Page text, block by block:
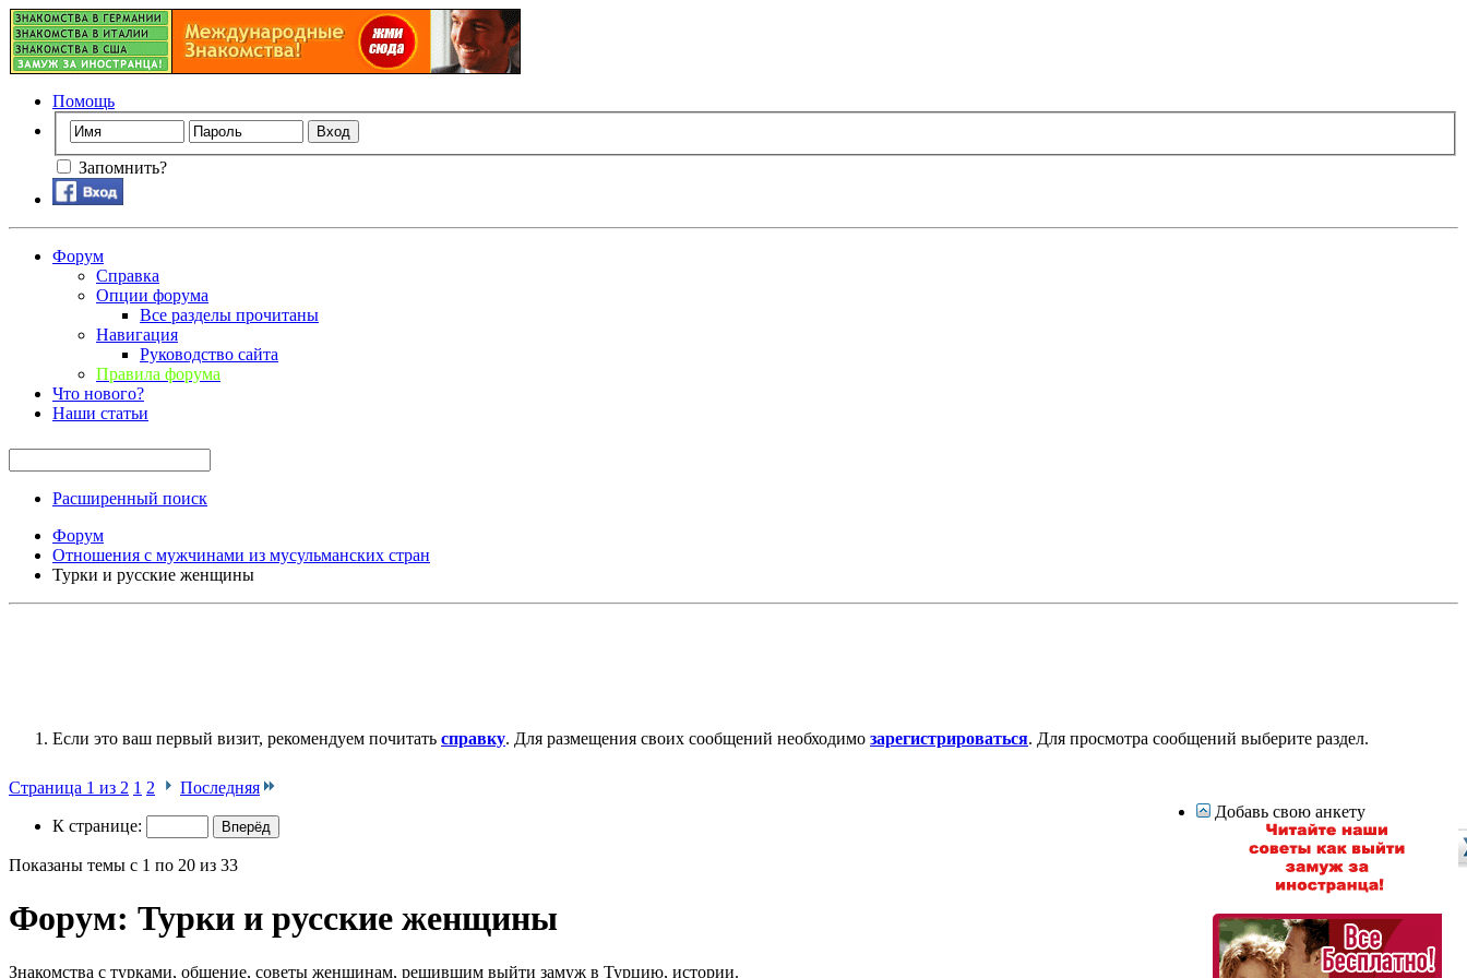
Помощь
Запомнить?
Форум
Справка
Опции форума
Все разделы прочитаны
Навигация
Руководство сайта
Правила форума
Что нового?
Наши статьи
Расширенный поиск
Форум
Отношения с мужчинами из мусульманских стран
Турки и русские женщины
Если это ваш первый визит, рекомендуем почитать справку. Для размещения своих сообщений необходимо зарегистрироваться. Для просмотра сообщений выберите раздел.
Страница 1 из 2 1 2 Последняя
К странице:
Показаны темы с 1 по 20 из 33
Форум: Турки и русские женщины
Знакомства с турками, общение, советы женщинам, решившим выйти замуж в Турцию, истории.
Добавь свою анкету